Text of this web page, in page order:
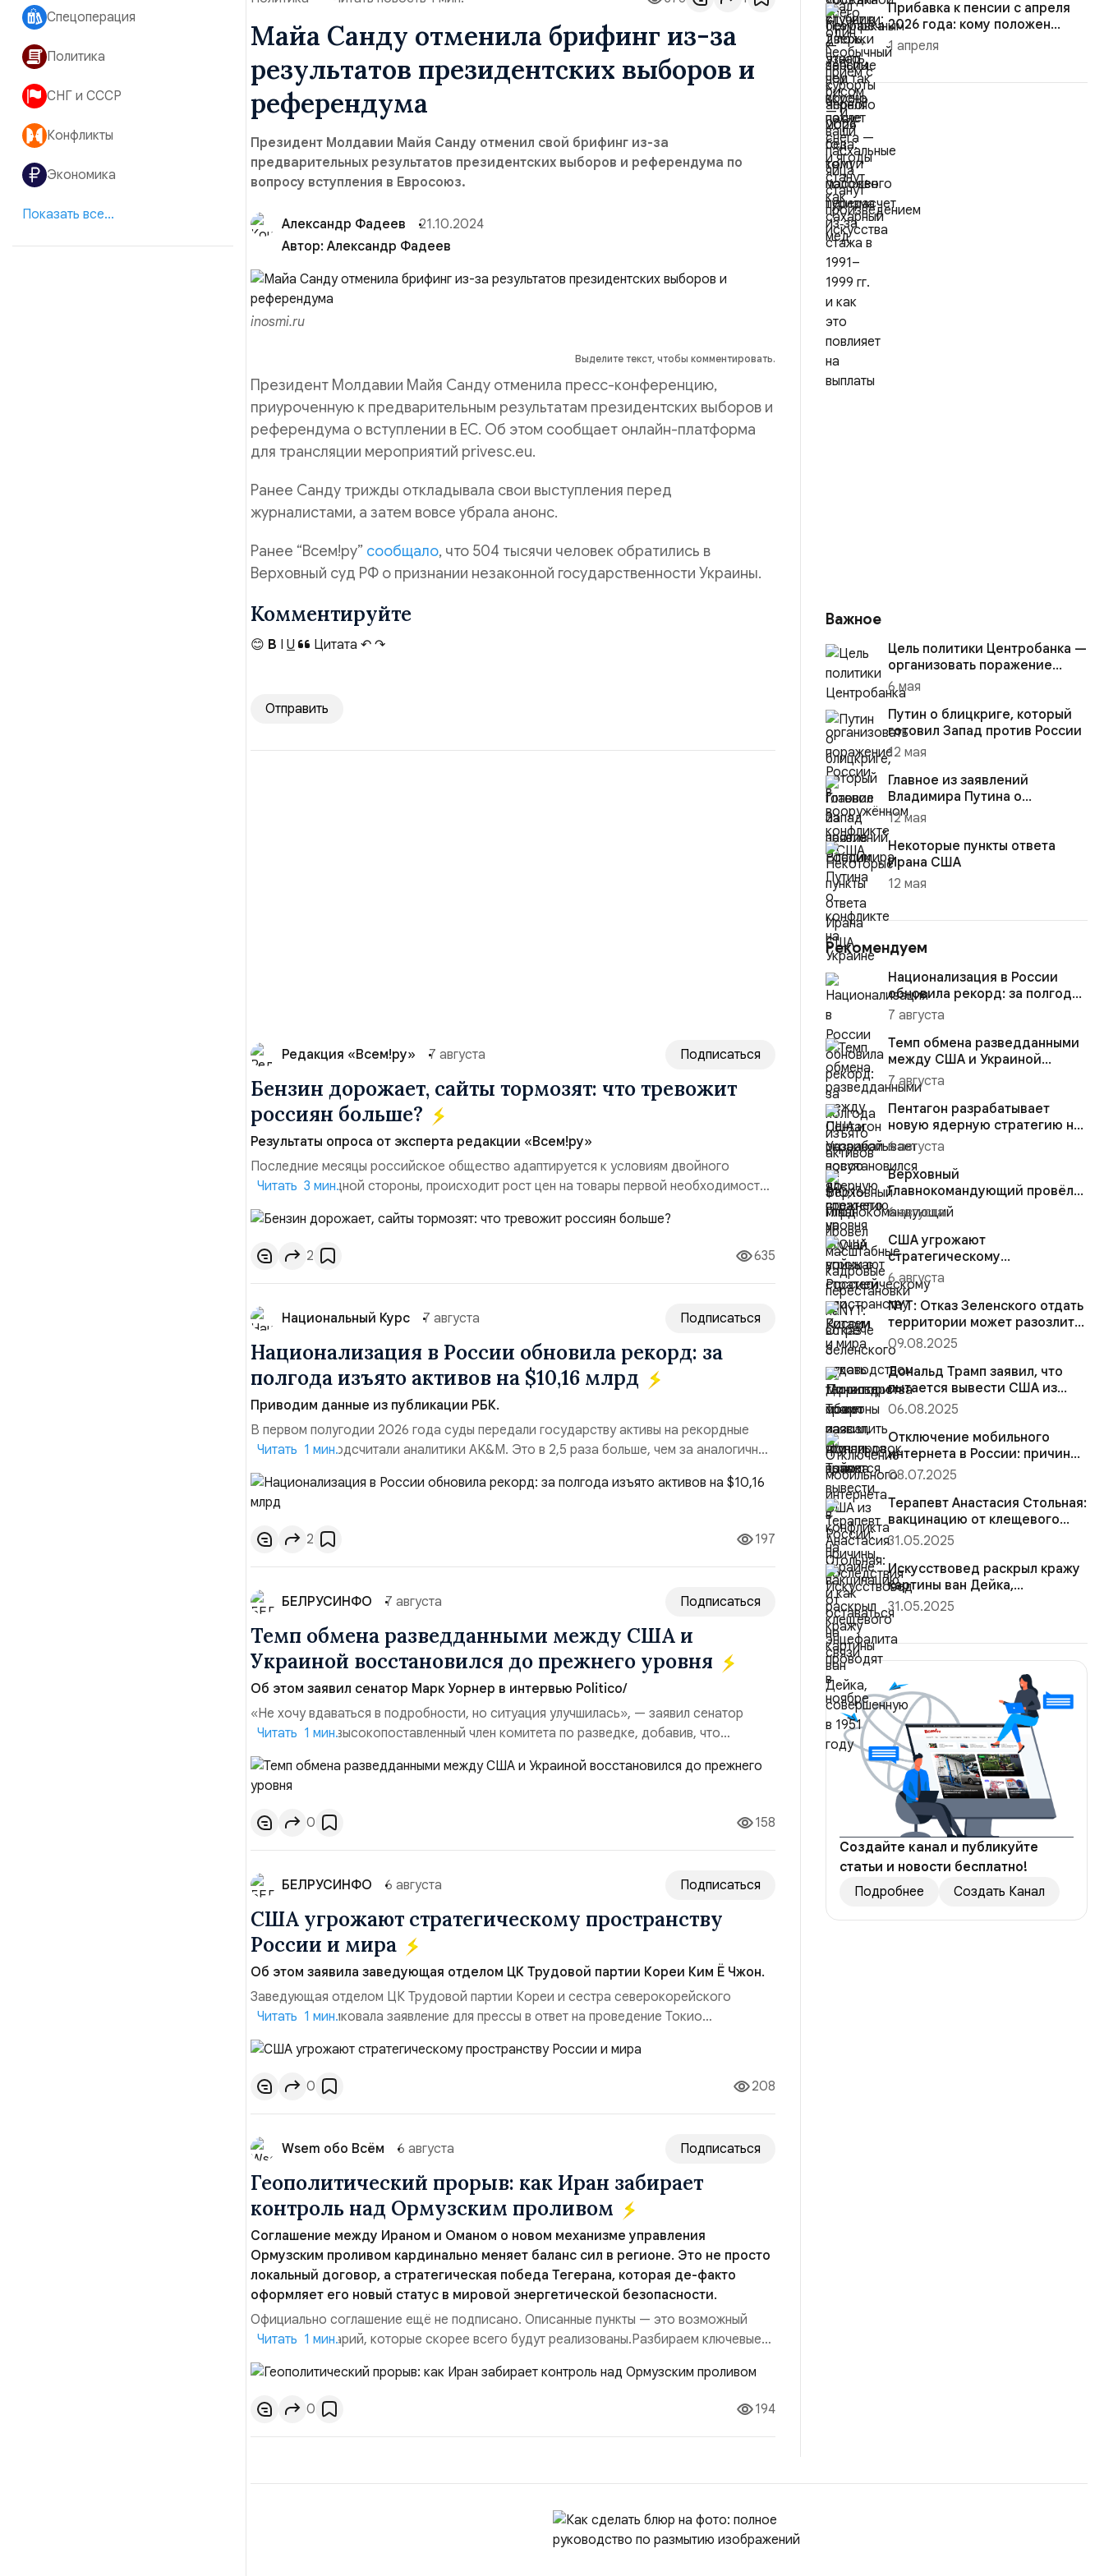
Спецоперация
Политика
СНГ и СССР
Конфликты
Экономика
Показать все...
Майа Санду отменила брифинг из-за
результатов президентских выборов и
референдума
Президент Молдавии Майя Санду отменил свой брифинг из-за
предварительных результатов президентских выборов и референдума по
вопросу вступления в Евросоюз.
Александр Фадеев
21.10.2024
Автор: Александр Фадеев
inosmi.ru
Выделите текст, чтобы комментировать.
Президент Молдавии Майя Санду отменила пресс-конференцию,
приуроченную к предварительным результатам президентских выборов и
референдума о вступлении в ЕС. Об этом сообщает онлайн-платформа
для трансляции мероприятий privesc.eu.
Ранее Санду трижды откладывала свои выступления перед
журналистами, а затем вовсе убрала анонс.
Ранее “Всем!ру” сообщало, что 504 тысячи человек обратились в
Верховный суд РФ о признании незаконной государственности Украины.
Комментируйте
😊 B I U Цитата ↶ ↷
Отправить
Редакция «Всем!ру» 7 августа Подписаться
Бензин дорожает, сайты тормозят: что тревожит
россиян больше?
Результаты опроса от эксперта редакции «Всем!ру»
Последние месяцы российское общество адаптируется к условиям двойного
давления. С одной стороны, происходит рост цен на товары первой необходимости,
инфляция и локальные сбои в поставках бензина. А с другой – технологическая
турбулентность: перебои в работе интернета, блокировки сайтов, необходимость
осваивать VPN и российские платформы.Что из этого бье...
Читать 3 мин.
2 635
Национальный Курс 7 августа Подписаться
Национализация в России обновила рекорд: за
полгода изъято активов на $10,16 млрд
Приводим данные из публикации РБК.
В первом полугодии 2026 года суды передали государству активы на рекордные
$10,16 млрд, подсчитали аналитики AK&M. Это в 2,5 раза больше, чем за аналогичный
период 2025 года ($3,95 млрд). Всего зафиксировано 15 национализационных
транзакций, которые обеспечили 42,2% денежного объёма всего российского рынка
слияний и поглощений. Крупнейшей ...
Читать 1 мин.
2 197
БЕЛРУСИНФО 7 августа Подписаться
Темп обмена разведданными между США и
Украиной восстановился до прежнего уровня
Об этом заявил сенатор Марк Уорнер в интервью Politico/
«Не хочу вдаваться в подробности, но ситуация улучшилась», — заявил сенатор
Марк Уорнер, высокопоставленный член комитета по разведке, добавив, что
использование Украиной беспилотников и ракет большой дальности позволило ей
наносить удары вглубь российской территории и укрепило её
позиции.Сотрудничество со стороны США стало ключом к позитивному пов...
Читать 1 мин.
0 158
БЕЛРУСИНФО 6 августа Подписаться
США угрожают стратегическому пространству
России и мира
Об этом заявила заведующая отделом ЦК Трудовой партии Кореи Ким Ё Чжон.
Заведующая отделом ЦК Трудовой партии Кореи и сестра северокорейского
лидера опубликовала заявление для прессы в ответ на проведение Токио
совместных с флотом США запусков крылатых ракет Томагавк.«Япония отбросила
обманчивую видимость „исключительно оборонительной страны“ и выносит вопрос
о собственном ядерном вооружении на всеобщее обозрение, одновреме...
Читать 1 мин.
0 208
Wsem обо Всём 6 августа Подписаться
Геополитический прорыв: как Иран забирает
контроль над Ормузским проливом
Соглашение между Ираном и Оманом о новом механизме управления
Ормузским проливом кардинально меняет баланс сил в регионе. Это не просто
локальный договор, а стратегическая победа Тегерана, которая де-факто
оформляет его новый статус в мировой энергетической безопасности.
Официально соглашение ещё не подписано. Описанные пункты — это возможный
рабочий сценарий, которые скорее всего будут реализованы.Разбираем ключевые
тезисы и последствия этого соглашения:. 1. Новые доли контроля (75 на 25). Было:
Ранее Иран и Оман контролировали пролив на паритетных началах — 50/50. Стало:
Новое соглашение закрепляет за Ираном...
Читать 1 мин.
0 194
Прибавка к пенсии с апреля
2026 года: кому положен
пере...
1 апреля
Важное
Цель политики Центробанка —
организовать поражение
России в вооружённом
конфликте с США
6 мая
Путин о блицкриге, который
готовил Запад против России
12 мая
Главное из заявлений
Владимира Путина о
конфликте на Украине
12 мая
Некоторые пункты ответа
Ирана США
12 мая
Рекомендуем
Национализация в России
обновила рекорд: за полгода
изъято активов на $10,16...
7 августа
Темп обмена разведданными
между США и Украиной
восстановился до прежнего
уро...
7 августа
Пентагон разрабатывает
новую ядерную стратегию на
случай войны с Россией или...
6 августа
Верховный
Главнокомандующий провёл
масштабные кадровые
перестановки на встре...
6 августа
США угрожают
стратегическому
пространству России и мира
6 августа
NYT: Отказ Зеленского отдать
территории может разозлить
Дональда Трампа
09.08.2025
Дональд Трамп заявил, что
пытается вывести США из
конфликта на Украине
06.08.2025
Отключение мобильного
интернета в России: причины,
последствия и как остават...
08.07.2025
Терапевт Анастасия Стольная:
вакцинацию от клещевого
энцефалита проводят в н...
31.05.2025
Искусствовед раскрыл кражу
картины ван Дейка,
совершенную в 1951 году
31.05.2025
Создайте канал и публикуйте
статьи и новости бесплатно!
Подробнее
Создать Канал